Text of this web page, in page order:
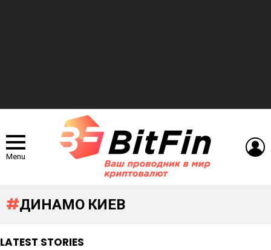
Menu
ДИНАМО КИЕВ
LATEST STORIES